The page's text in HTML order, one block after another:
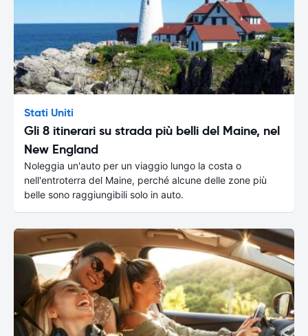
Stati Uniti
Gli 8 itinerari su strada più belli del Maine, nel
New England
Noleggia un'auto per un viaggio lungo la costa o
nell'entroterra del Maine, perché alcune delle zone più
belle sono raggiungibili solo in auto.